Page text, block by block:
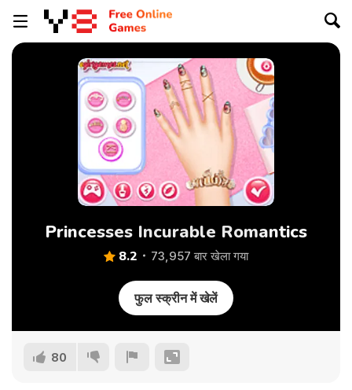
Princesses Incurable Romantics
8.2 73,957 बार खेला गया
फुल स्क्रीन में खेलें
80